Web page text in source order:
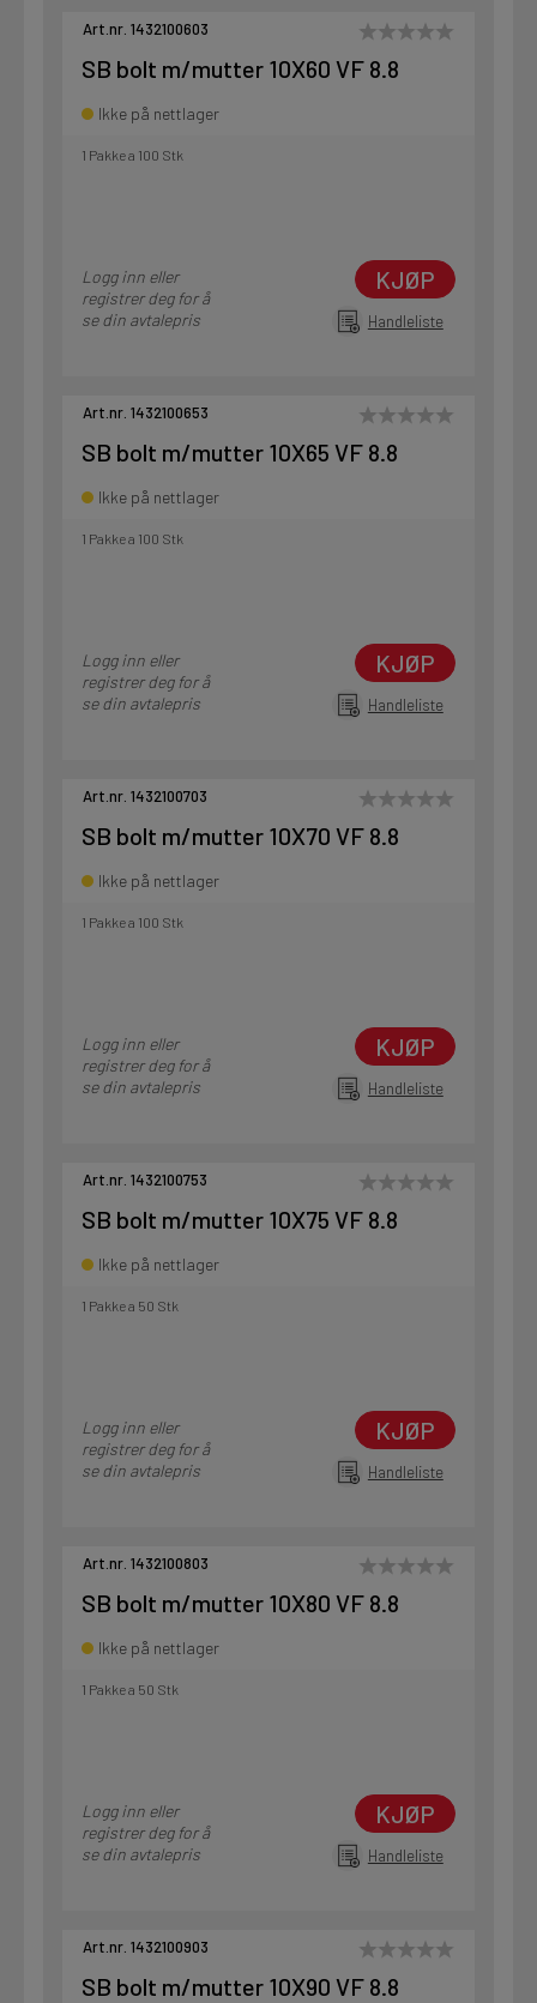
Art.nr. 1432100603
SB bolt m/mutter 10X60 VF 8.8
Ikke på nettlager
1 Pakke a 100 Stk
Logg inn eller
registrer deg for å
se din avtalepris
KJØP
Handleliste
Art.nr. 1432100653
SB bolt m/mutter 10X65 VF 8.8
Ikke på nettlager
1 Pakke a 100 Stk
Logg inn eller
registrer deg for å
se din avtalepris
KJØP
Handleliste
Art.nr. 1432100703
SB bolt m/mutter 10X70 VF 8.8
Ikke på nettlager
1 Pakke a 100 Stk
Logg inn eller
registrer deg for å
se din avtalepris
KJØP
Handleliste
Art.nr. 1432100753
SB bolt m/mutter 10X75 VF 8.8
Ikke på nettlager
1 Pakke a 50 Stk
Logg inn eller
registrer deg for å
se din avtalepris
KJØP
Handleliste
Art.nr. 1432100803
SB bolt m/mutter 10X80 VF 8.8
Ikke på nettlager
1 Pakke a 50 Stk
Logg inn eller
registrer deg for å
se din avtalepris
KJØP
Handleliste
Art.nr. 1432100903
SB bolt m/mutter 10X90 VF 8.8